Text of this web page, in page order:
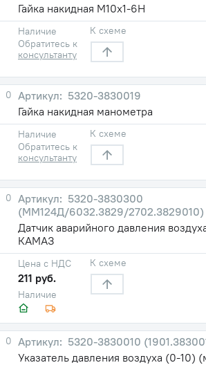
Гайка накидная М10х1-6Н
Наличие
Обратитесь к
консультанту
К схеме
0
5320-3830019
Гайка накидная манометра
Наличие
Обратитесь к
консультанту
К схеме
0
5320-3830300
(ММ124Д/6032.3829/2702.3829010)
Датчик аварийного давления
КАМАЗ
Наличие
Цена с НДС
211 руб.
К схеме
0
5320-3830010
Указатель давления воздуха (0-